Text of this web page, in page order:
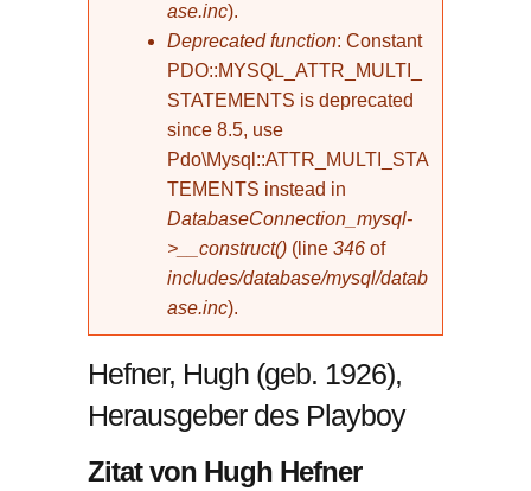
ase.inc).
Deprecated function: Constant
PDO::MYSQL_ATTR_MULTI_
STATEMENTS is deprecated
since 8.5, use
Pdo\Mysql::ATTR_MULTI_STA
TEMENTS instead in
DatabaseConnection_mysql-
>__construct() (line 346 of
includes/database/mysql/datab
ase.inc).
Hefner, Hugh (geb. 1926),
Herausgeber des Playboy
Zitat von Hugh Hefner